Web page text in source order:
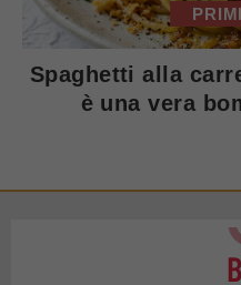
Spaghetti alla
è una vera